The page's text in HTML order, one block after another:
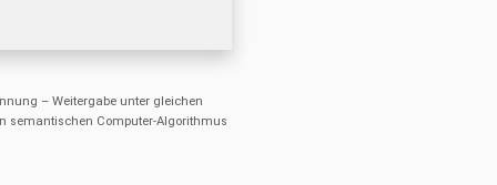
– Weitergabe unter gleichen
semantischen Computer-Algorithmus